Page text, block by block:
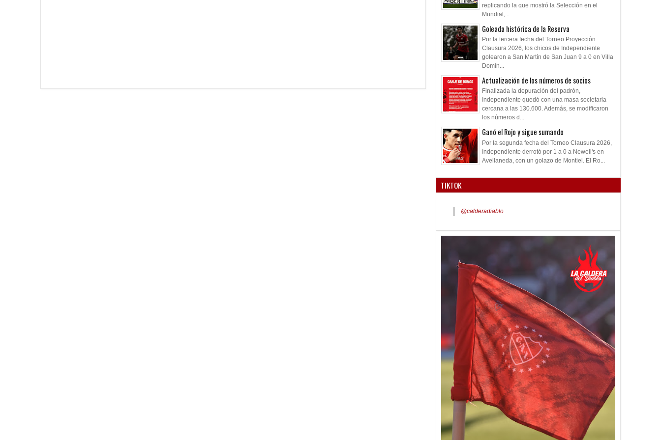
replicando la que mostró la Selección en el
Mundial,...
Goleada histórica de la Reserva
Por la tercera fecha del Torneo Proyección
Clausura 2026, los chicos de Independiente
golearon a San Martín de San Juan 9 a 0 en Villa
Domín...
Actualización de los números de socios
Finalizada la depuración del padrón,
Independiente quedó con una masa societaria
cercana a las 130.600. Además, se modificaron
los números d...
Ganó el Rojo y sigue sumando
Por la segunda fecha del Torneo Clausura 2026,
Independiente derrotó por 1 a 0 a Newell's en
Avellaneda, con un golazo de Montiel. El Ro...
TIKTOK
@calderadiablo